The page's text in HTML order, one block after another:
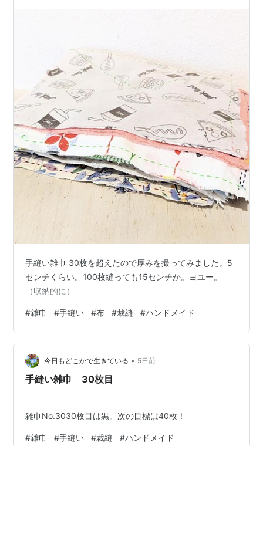
手縫い雑巾 30枚を超えたので厚みを撮ってみました。5
センチくらい。100枚縫っても15センチか。ヨユー。
（収納的に）
#雑巾 #手縫い #布 #裁縫 #ハンドメイド
今日もどこかで生きている • 5日前
手縫い雑巾 30枚目